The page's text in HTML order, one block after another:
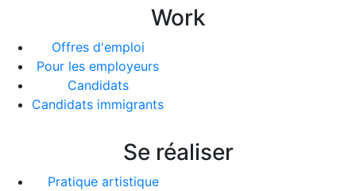
Work
Offres d'emploi
Pour les employeurs
Candidats
Candidats immigrants
Se réaliser
Pratique artistique